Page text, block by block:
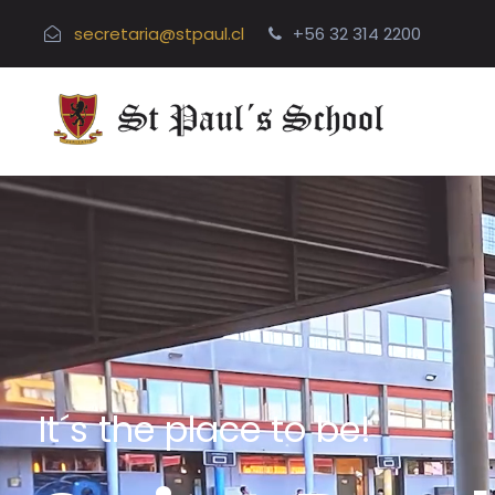
secretaria@stpaul.cl +56 32 314 2200
Matrículas Abiertas
It´s the place to be!